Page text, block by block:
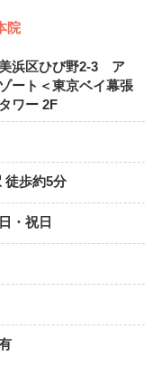
院
浜区ひび野2-3 ア
ート＜東京ベイ幕張
ワー 2F
徒歩約5分
・祝日